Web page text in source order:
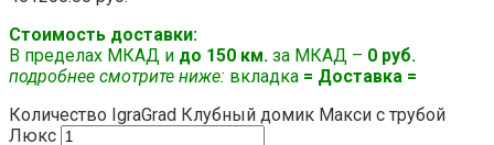
Стоимость доставки:
В пределах МКАД и до 150 км. за МКАД – 0 руб.
подробнее смотрите ниже: вкладка = Доставка =
Количество IgraGrad Клубный домик Макси с трубой
Люкс